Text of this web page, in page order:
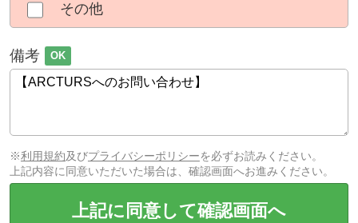
その他
備考 OK
※利用規約及びプライバシーポリシーを必ずお読みください。
上記内容に同意いただいた場合は、確認画面へお進みください。
上記に同意して確認画面へ